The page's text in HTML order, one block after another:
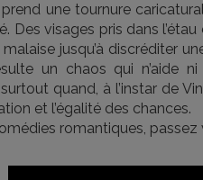
une tournure
Des visages pris dans
jusqu’à discréditer
un chaos qui
quand, à l’instar de
et l’égalité des chances.
romantiques, passez